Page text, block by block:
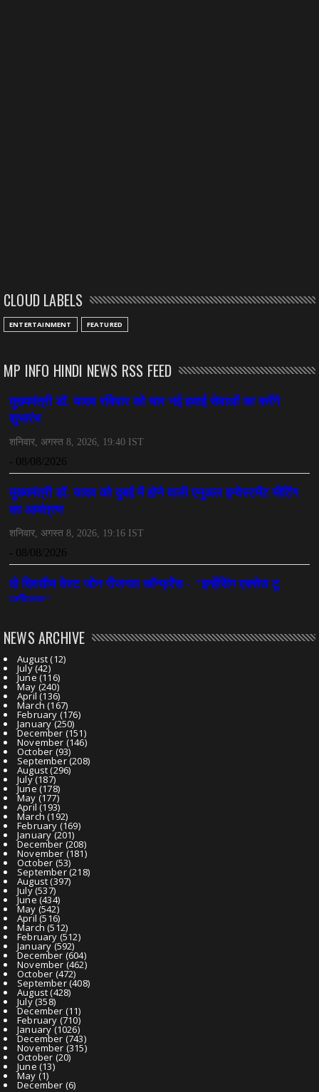
CLOUD LABELS
ENTERTAINMENT FEATURED
MP INFO HINDI NEWS RSS FEED
NEWS ARCHIVE
August(12)
July(42)
June(116)
May (240)
April (136)
March (167)
February (176)
January(250)
December (151)
November (146)
October (93)
September(208)
August(296)
July(187)
June(178)
May (177)
April (193)
March (192)
February (169)
January(201)
December (208)
November (181)
October (53)
September(218)
August(397)
July(537)
June(434)
May (542)
April (516)
March (512)
February (512)
January(592)
December (604)
November (462)
October (472)
September(408)
August(428)
July(358)
December (11)
February (710)
January(1026)
December (743)
November (315)
October (20)
June (13)
May (1)
December (6)